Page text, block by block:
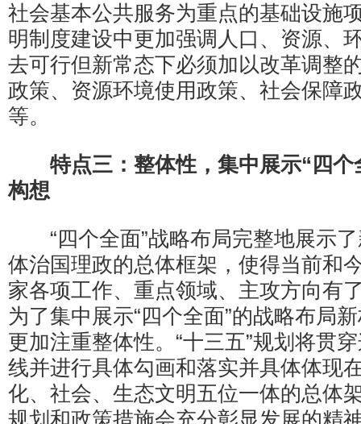
社会基本公共服务为重点的基础设施
明制度建设中更加强调人口、资源、
去可行但新常态下必须加以改革调整
政策、资源环境使用政策、社会保障
等。
特点三： 整体性， 集中展示“四
构想
“四个全面”战略布局完整地展示了
体治国理政的总体框架，使得当前和
家各项工作、重点领域、主攻方向有
为了集中展示“四个全面”的战略布局
更加注重整体性。“十三五”规划将贯
线并进行具体勾画和落实并具体体现
化、社会、生态文明五位一体的总体
规划和政策措施会充分彰显发展的精